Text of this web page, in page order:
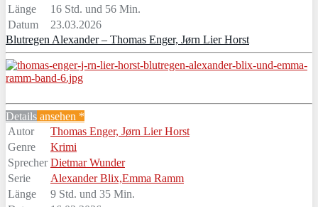
Länge
16 Std. und 56 Min.
Datum
23.03.2026
Blutregen Alexander – Thomas Enger, Jørn Lier Horst
Details ansehen *
Autor
Thomas Enger, Jørn Lier Horst
Genre
Krimi
Sprecher Dietmar Wunder
Serie
Alexander Blix,Emma Ramm
Länge
9 Std. und 35 Min.